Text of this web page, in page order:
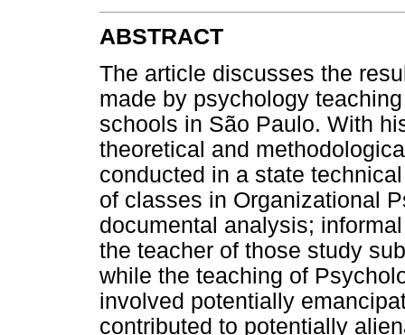
ABSTRACT
The article discusses the
made by psychology
schools in São Paulo. With
theoretical and
conducted in a state
of classes in Organizational
documental analysis;
the teacher of those study
while the teaching of
involved potentially
contributed to potentially